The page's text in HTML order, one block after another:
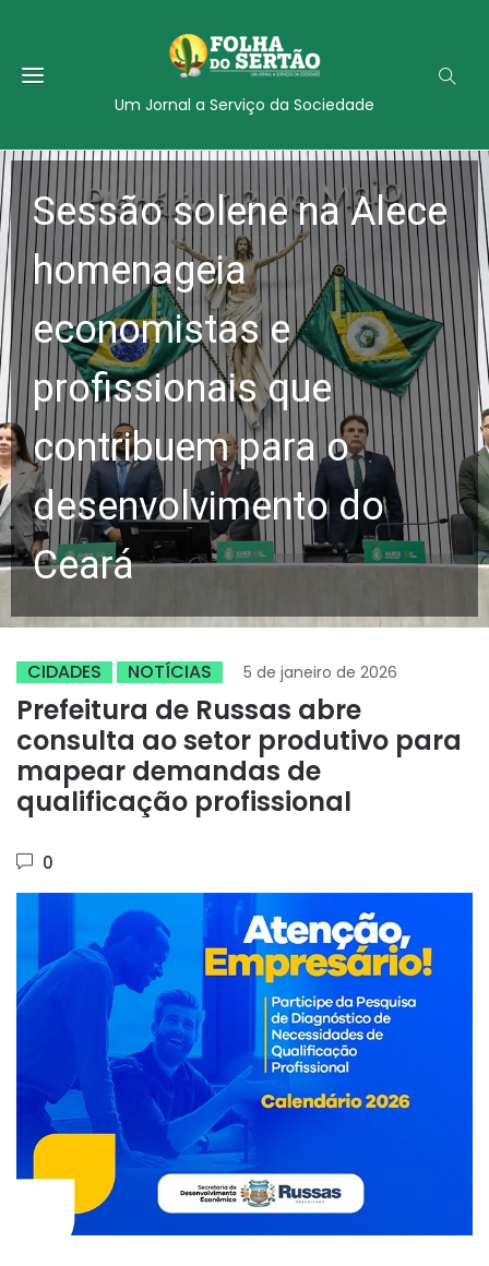
Um Jornal a Serviço da Sociedade
Sessão solene na Alece
homenageia
economistas e
profissionais que
contribuem para o
desenvolvimento do
Ceará
CIDADES NOTÍCIAS 5 de janeiro de 2026
Prefeitura de Russas abre
consulta ao setor produtivo para
mapear demandas de
qualificação profissional
0